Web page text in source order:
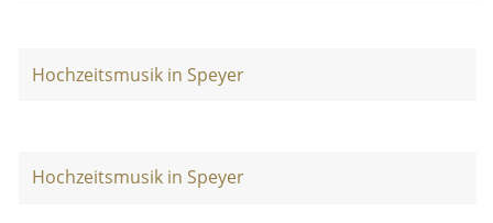
Hochzeitsmusik in Speyer
Hochzeitsmusik in Speyer